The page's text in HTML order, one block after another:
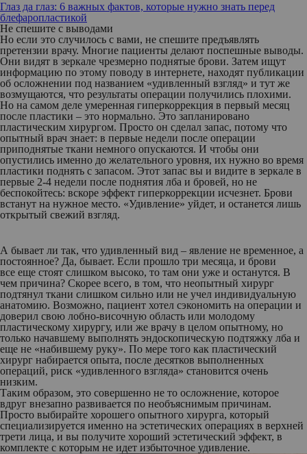
Глаз да глаз: 6 важных фактов, которые нужно знать перед
блефаропластикой
Не спешите с выводами
Но если это случилось с вами, не спешите предъявлять
претензии врачу. Многие пациенты делают поспешные выводы.
Они видят в зеркале чрезмерно поднятые брови. Затем ищут
информацию по этому поводу в интернете, находят публикации
об осложнении под названием «удивленный взгляд» и тут же
возмущаются, что результаты операции получились плохими.
Но на самом деле умеренная гиперкоррекция в первый месяц
после пластики – это нормально. Это запланировано
пластическим хирургом. Просто он сделал запас, потому что
опытный врач знает: в первые недели после операции
приподнятые ткани немного опускаются. И чтобы они
опустились именно до желательного уровня, их нужно во время
пластики поднять с запасом. Этот запас вы и видите в зеркале в
первые 2-4 недели после поднятия лба и бровей, но не
беспокойтесь: вскоре эффект гиперкоррекции исчезнет. Брови
встанут на нужное место. «Удивление» уйдет, и останется лишь
открытый свежий взгляд.
А бывает ли так, что удивленный вид – явление не временное, а
постоянное? Да, бывает. Если прошло три месяца, и брови
все еще стоят слишком высоко, то там они уже и останутся. В
чем причина? Скорее всего, в том, что неопытный хирург
подтянул ткани слишком сильно или не учел индивидуальную
анатомию. Возможно, пациент хотел сэкономить на операции и
доверил свою лобно-височную область или молодому
пластическому хирургу, или же врачу в целом опытному, но
только начавшему выполнять эндоскопическую подтяжку лба и
еще не «набившему руку». По мере того как пластический
хирург набирается опыта, после десятков выполненных
операций, риск «удивленного взгляда» становится очень
низким.
Таким образом, это совершенно не то осложнение, которое
вдруг внезапно развивается по необъяснимым причинам.
Просто выбирайте хорошего опытного хирурга, который
специализируется именно на эстетических операциях в верхней
трети лица, и вы получите хороший эстетический эффект, в
комплекте с которым не идет избыточное удивление.